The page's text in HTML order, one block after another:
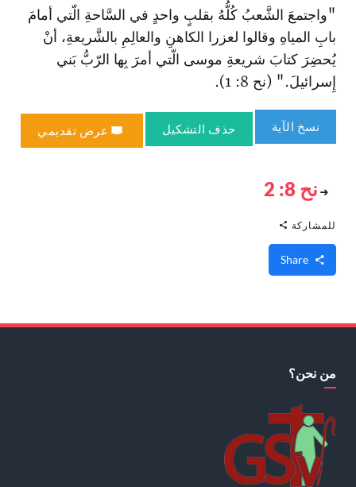
"وا‏جتمعَ الشَّعبُ كُلُّهُ بقلبٍ واحدٍ في السَّاحةِ الّتي أمامَ
بابِ المياهِ‌ وقالوا لعزرا الكاهنِ والعالِمِ بالشَّريعةِ، أنْ
يُحضِرَ كتابَ شريعةِ موسى الّتي أمرَ بِها الرّبُّ بَني
إِسرائيلَ." (نح 8: 1).
نسخ الآية حذف التشكيل عرض تقديمي
نح 8: 2
للمشاركة
من نحن؟